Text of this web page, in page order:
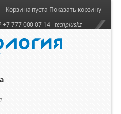
Корзина пуста Показать корзину
777 000 07 14 techpluskz